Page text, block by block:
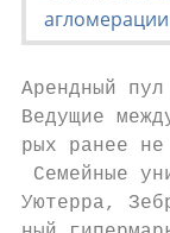
Арендный пул
Ведущие
рых ранее
Семейные
Уютерра,